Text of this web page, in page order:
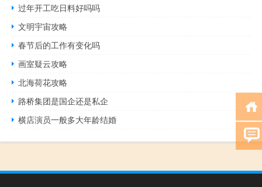
过年开工吃日料好吗吗
文明宇宙攻略
春节后的工作有变化吗
画室疑云攻略
北海荷花攻略
路桥集团是国企还是私企
横店演员一般多大年龄结婚